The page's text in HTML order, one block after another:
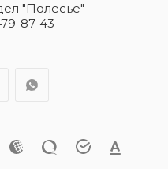
"Полесье"
87-43